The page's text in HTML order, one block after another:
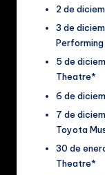
2 de
3 de
5 de
Theatre*
6 de
7 de
Toyota
30 de
Theatre*